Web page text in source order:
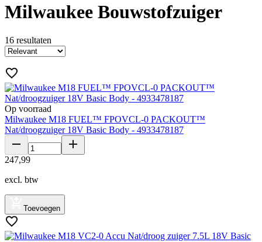
Milwaukee Bouwstofzuiger
16 resultaten
Op voorraad
Milwaukee M18 FUEL™ FPOVCL-0 PACKOUT™
Nat/droogzuiger 18V Basic Body - 4933478187
247,99
excl. btw
Toevoegen